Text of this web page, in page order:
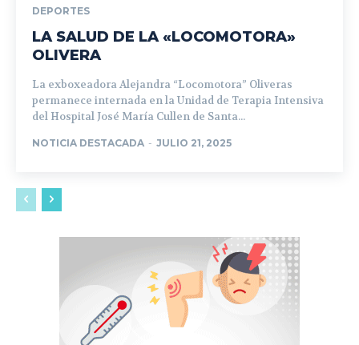
DEPORTES
LA SALUD DE LA «LOCOMOTORA»
OLIVERA
La exboxeadora Alejandra “Locomotora” Oliveras
permanece internada en la Unidad de Terapia Intensiva
del Hospital José María Cullen de Santa...
NOTICIA DESTACADA - JULIO 21, 2025